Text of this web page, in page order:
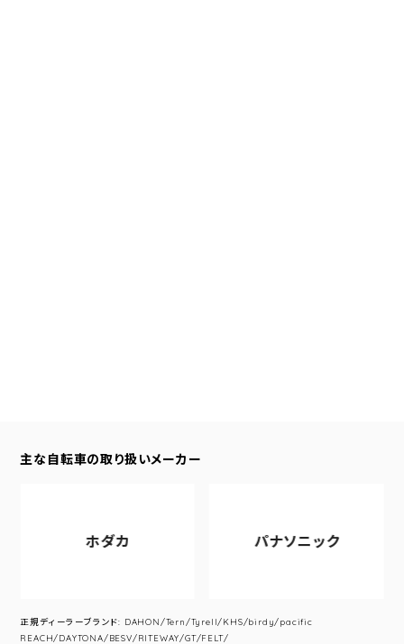
主な自転車の取り扱いメーカー
ホダカ パナソニック
正規ディーラーブランド: DAHON/Tern/Tyrell/KHS/birdy/pacific
REACH/DAYTONA/BESV/RITEWAY/GT/FELT/